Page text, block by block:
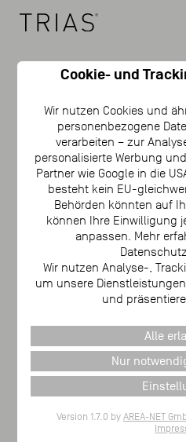
SYSTEME
TRIAS ALU
TRIAS WABIC
TRIAS CROSS
TRIAS SICHTSCHUTZ
INFORMATION
Kontakt